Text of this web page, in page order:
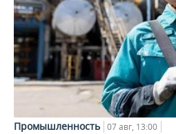
Промышленность 07 авг, 13:00